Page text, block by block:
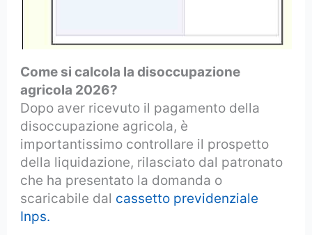
Come si calcola la disoccupazione
agricola 2026?
Dopo aver ricevuto il pagamento della
disoccupazione agricola, è
importantissimo controllare il prospetto
della liquidazione, rilasciato dal patronato
che ha presentato la domanda o
scaricabile dal cassetto previdenziale
Inps.